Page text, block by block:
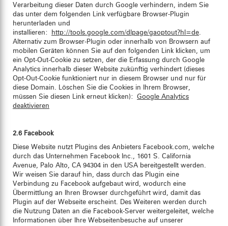
Verarbeitung dieser Daten durch Google verhindern, indem Sie
das unter dem folgenden Link verfügbare Browser-Plugin
herunterladen und
installieren:
http://tools.google.com/dlpage/gaoptout?hl=de.
Alternativ zum Browser-Plugin oder innerhalb von Browsern auf
mobilen Geräten können Sie auf den folgenden Link klicken, um
ein Opt-Out-Cookie zu setzen, der die Erfassung durch Google
Analytics innerhalb dieser Website zukünftig verhindert (dieses
Opt-Out-Cookie funktioniert nur in diesem Browser und nur für
diese Domain. Löschen Sie die Cookies in Ihrem Browser,
müssen Sie diesen Link erneut klicken): Google Analytics
deaktivieren
2.6 Facebook
Diese Website nutzt Plugins des Anbieters Facebook.com, welche
durch das Unternehmen Facebook Inc., 1601 S. California
Avenue, Palo Alto, CA 94304 in den USA bereitgestellt werden.
Wir weisen Sie darauf hin, dass durch das Plugin eine
Verbindung zu Facebook aufgebaut wird, wodurch eine
Übermittlung an Ihren Browser durchgeführt wird, damit das
Plugin auf der Webseite erscheint. Des Weiteren werden durch
die Nutzung Daten an die Facebook-Server weitergeleitet, welche
Informationen über Ihre Webseitenbesuche auf unserer